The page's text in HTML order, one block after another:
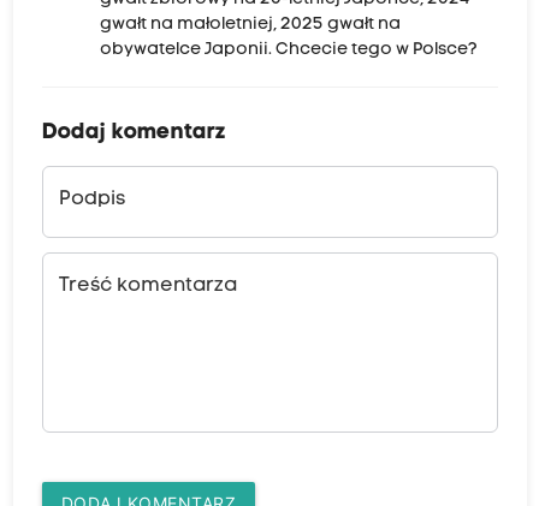
gwałt na małoletniej, 2025 gwałt na
obywatelce Japonii. Chcecie tego w Polsce?
Dodaj komentarz
Podpis
Treść komentarza